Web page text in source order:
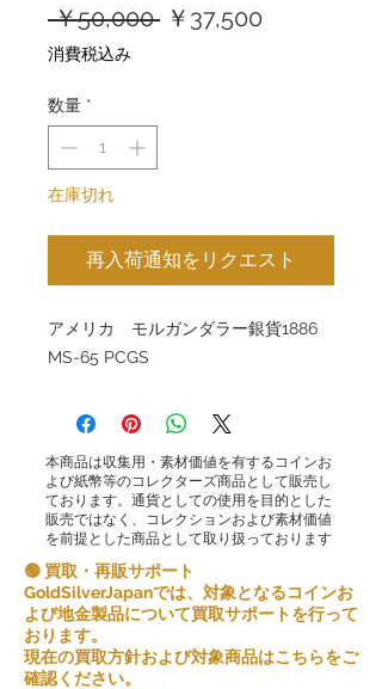
￥50,000 通￥37,500
消費税込み
数量 *
在庫切れ
再入荷通知をリクエスト
アメリカ モルガンダラー銀貨1886
MS-65 PCGS
本商品は収集用・素材価値を有するコインお
よび紙幣等のコレクターズ商品として販売し
ております。通貨としての使用を目的とした
販売ではなく、コレクションおよび素材価値
を前提とした商品として取り扱っております
🟢 買取・再販サポート
GoldSilverJapanでは、対象となるコインお
よび地金製品について買取サポートを行って
おります。
現在の買取方針および対象商品はこちらをご
確認ください。